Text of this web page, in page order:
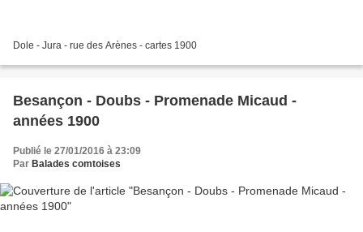
Dole - Jura - rue des Arènes - cartes 1900
Besançon - Doubs - Promenade Micaud -
années 1900
Publié le 27/01/2016 à 23:09
Par Balades comtoises